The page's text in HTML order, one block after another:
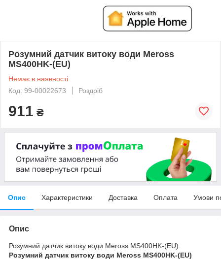
Розумний датчик витоку води Meross
MS400HK-(EU)
Немає в наявності
Код: 99-00022673
Роздріб
911 ₴
Опис Характеристики Доставка Оплата Умови
Опис
Розумний датчик витоку води Meross MS400HK-(EU)
Розумний датчик витоку води Meross MS400HK-(EU)